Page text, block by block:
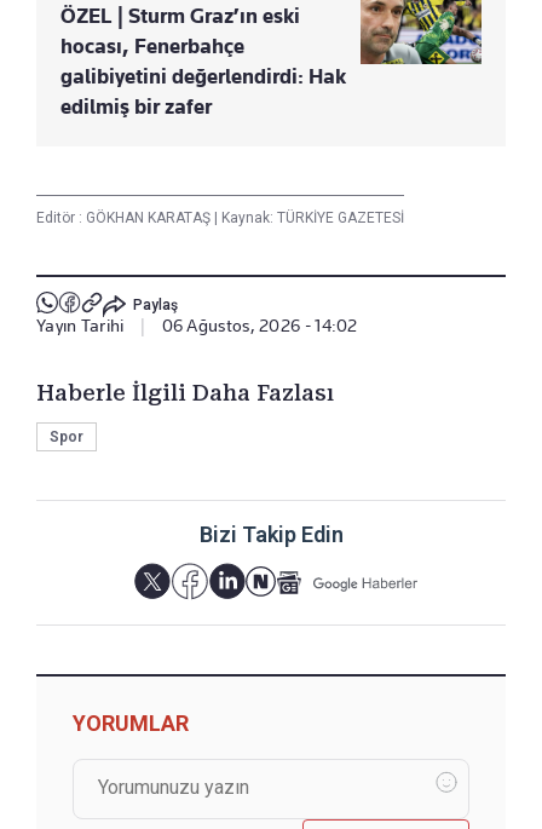
ÖZEL | Sturm Graz’ın eski
hocası, Fenerbahçe
galibiyetini değerlendirdi: Hak
edilmiş bir zafer
Editör : GÖKHAN KARATAŞ Kaynak: TÜRKİYE GAZETESİ
Paylaş
Yayın Tarihi 06 Ağustos, 2026 - 14:02
Haberle İlgili Daha Fazlası
Spor
Bizi Takip Edin
YORUMLAR